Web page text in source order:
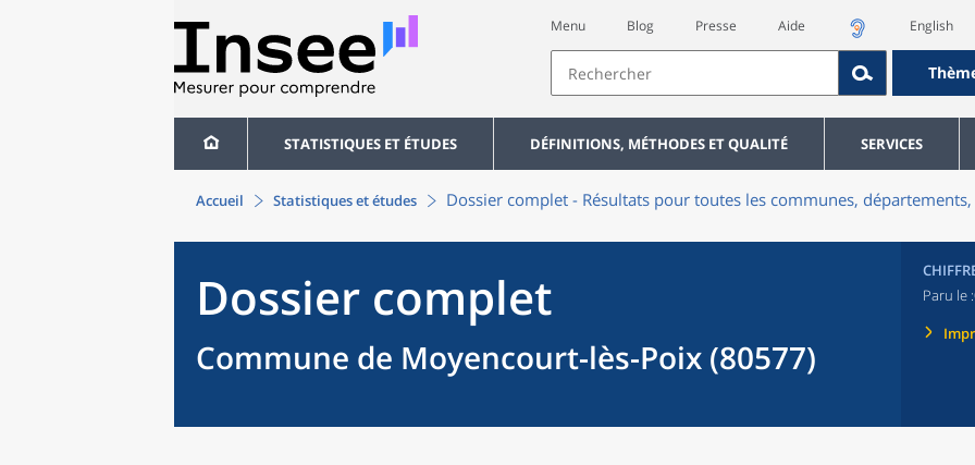
Menu Blog Presse Aide English
STATISTIQUES ET ÉTUDES DÉFINITIONS, MÉTHODES ET QUALITÉ SERVICES
Accueil Statistiques et études Dossier complet - Résultats pour toutes les communes,
Dossier complet
Commune de Moyencourt-lès-Poix (80577)
Paru le :